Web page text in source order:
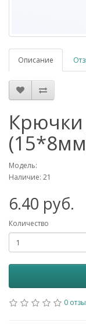
Описание
Модель:
Наличие: 21
6.40 руб.
Количество
0